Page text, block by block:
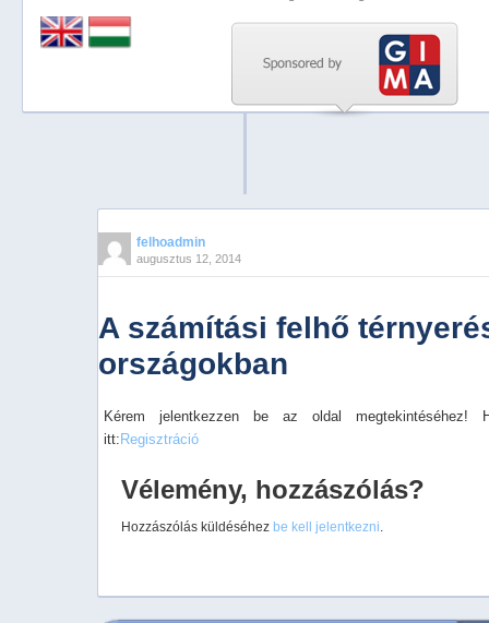
felhoadmin
augusztus 12, 2014
A számítási felhő
országokban
Kérem jelentkezzen be az oldal megtekintéséhez!
itt: Regisztráció
Vélemény, hozzászólás?
Hozzászólás küldéséhez be kell jelentkezni.